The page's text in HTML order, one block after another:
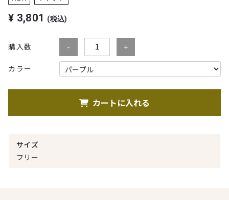
¥ 3,801 (税込)
購入数
カラー
カートに入れる
サイズ
フリー